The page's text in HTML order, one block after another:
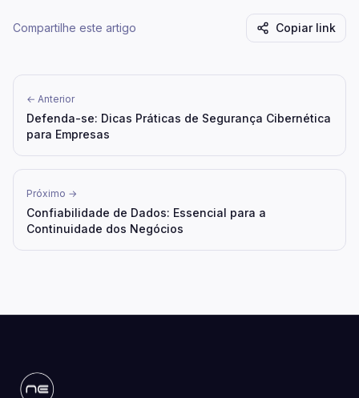
Compartilhe este artigo Copiar link
← Anterior
Defenda-se: Dicas Práticas de Segurança Cibernética
para Empresas
Próximo →
Confiabilidade de Dados: Essencial para a
Continuidade dos Negócios